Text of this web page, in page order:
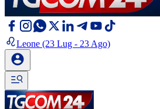
Leone (23 Lug - 23 Ago)